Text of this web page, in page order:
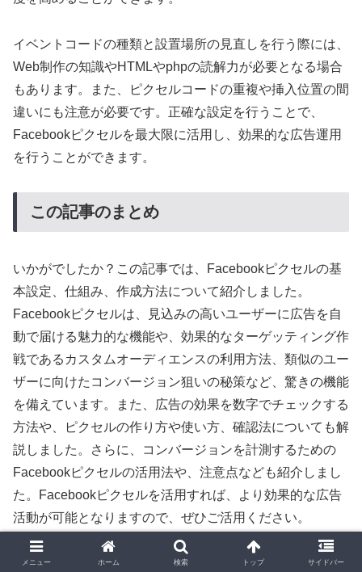
イベントコードの種類と設置場所の見直しを行う際には、
Web制作の知識やHTMLやphpの読解力が必要となる場合
もあります。また、ピクセルコードの重複や挿入位置の間
違いにも注意が必要です。正確な設定を行うことで、
Facebookピクセルを最大限に活用し、効果的な広告運用
を行うことができます。
この記事のまとめ
いかがでしたか？この記事では、Facebookピクセルの基
本設定、仕組み、作成方法について紹介しました。
Facebookピクセルは、見込みの高いユーザーに広告を自
動で届ける魅力的な機能や、効果的なターゲッティング作
戦であるカスタムオーディエンスの利用方法、類似のユー
ザーに向けたコンバージョン狙いの秘策など、驚きの機能
を備えています。また、広告の効果を数字でチェックする
方法や、ピクセルの作り方や使い方、確認法についても解
説しました。さらに、コンバージョンを計測するための
Facebookピクセルの活用法や、注意点なども紹介しまし
た。Facebookピクセルを活用すれば、より効果的な広告
活動が可能となりますので、ぜひご活用ください。
メニュー ホーム 検索 トップ サイドバー